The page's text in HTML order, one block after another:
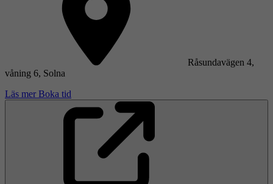
Råsundavägen 4,
våning 6, Solna
Läs mer Boka tid